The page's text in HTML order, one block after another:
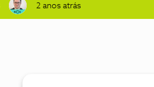
2 anos atrás